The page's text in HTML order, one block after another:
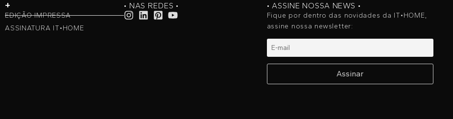
+
EDIÇÃO IMPRESSA
ASSINATURA IT•HOME
• NAS REDES • • ASSINE NOSSA NEWS •
Fique por dentro das novidades da IT•HOME,
assine nossa newsletter: